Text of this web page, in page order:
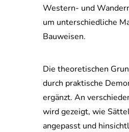
Western- und
um unterschiedliche
Bauweisen.
Die theoretischen
durch praktische
ergänzt. An
wird gezeigt, wie
angepasst und